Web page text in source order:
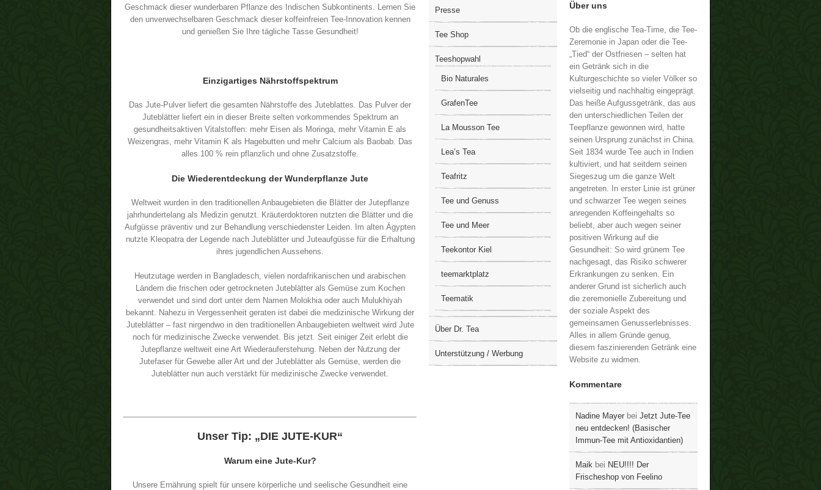
Geschmack dieser wunderbaren Pflanze des Indischen Subkontinents. Lernen Sie
den unverwechselbaren Geschmack dieser koffeinfreien Tee-Innovation kennen
und genießen Sie Ihre tägliche Tasse Gesundheit!
Einzigartiges Nährstoffspektrum​
Das Jute-Pulver liefert die gesamten Nährstoffe des Juteblattes. Das Pulver der
Juteblätter liefert ein in dieser Breite selten vorkommendes Spektrum an
gesundheitsaktiven Vitalstoffen: mehr Eisen als Moringa, mehr Vitamin E als
Weizengras, mehr Vitamin K als Hagebutten und mehr Calcium als Baobab. Das
alles 100 % rein pflanzlich und ohne Zusatzstoffe.
Die Wiederentdeckung der Wunderpflanze Jute
Weltweit wurden in den traditionellen Anbaugebieten die Blätter der Jutepflanze
jahrhundertelang als Medizin genutzt. Kräuterdoktoren nutzten die Blätter und die
Aufgüsse präventiv und zur Behandlung verschiedenster Leiden. Im alten Ägypten
nutzte Kleopatra der Legende nach Juteblätter und Juteaufgüsse für die Erhaltung
ihres jugendlichen Aussehens.
Heutzutage werden in Bangladesch, vielen nordafrikanischen und arabischen
Ländern die frischen oder getrockneten Juteblätter als Gemüse zum Kochen
verwendet und sind dort unter dem Namen Molokhia oder auch Mulukhiyah
bekannt. Nahezu in Vergessenheit geraten ist dabei die medizinische Wirkung der
Juteblätter – fast nirgendwo in den traditionellen Anbaugebieten weltweit wird Jute
noch für medizinische Zwecke verwendet. Bis jetzt. Seit einiger Zeit erlebt die
Jutepflanze weltweit eine Art Wiederauferstehung. Neben der Nutzung der
Jutefaser für Gewebe aller Art und der Juteblätter als Gemüse, werden die
Juteblätter nun auch verstärkt für medizinische Zwecke verwendet.
Unser Tip: „DIE JUTE-KUR“
Warum eine Jute-Kur?
Unsere Ernährung spielt für unsere körperliche und seelische Gesundheit eine
Presse
Tee Shop
Teeshopwahl
Bio Naturales
GrafenTee
La Mousson Tee
Lea’s Tea
Teafritz
Tee und Genuss
Tee und Meer
Teekontor Kiel
teemarktplatz
Teematik
Über Dr. Tea
Unterstützung / Werbung
Über uns
Ob die englische Tea-Time, die Tee-
Zeremonie in Japan oder die Tee-
„Tied“ der Ostfriesen – selten hat
ein Getränk sich in die
Kulturgeschichte so vieler Völker so
vielseitig und nachhaltig eingeprägt.
Das heiße Aufgussgetränk, das aus
den unterschiedlichen Teilen der
Teepflanze gewonnen wird, hatte
seinen Ursprung zunächst in China.
Seit 1834 wurde Tee auch in Indien
kultiviert, und hat seitdem seinen
Siegeszug um die ganze Welt
angetreten. In erster Linie ist grüner
und schwarzer Tee wegen seines
anregenden Koffeingehalts so
beliebt, aber auch wegen seiner
positiven Wirkung auf die
Gesundheit: So wird grünem Tee
nachgesagt, das Risiko schwerer
Erkrankungen zu senken. Ein
anderer Grund ist sicherlich auch
die zeremonielle Zubereitung und
der soziale Aspekt des
gemeinsamen Genusserlebnisses.
Alles in allem Gründe genug,
diesem faszinierenden Getränk eine
Website zu widmen.
Kommentare
Nadine Mayer bei Jetzt Jute-Tee
neu entdecken! (Basischer
Immun-Tee mit Antioxidantien)
Maik bei NEU!!!! Der
Frischeshop von Feelino